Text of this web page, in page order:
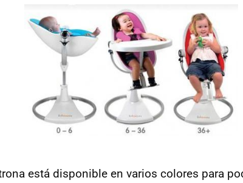
está disponible en varios colores para